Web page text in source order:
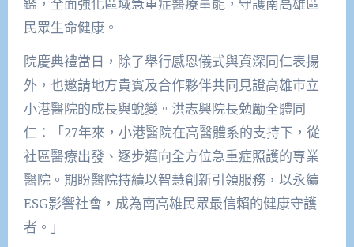
鑑，全面強化區域急重症醫療量能，守護南高雄區
民眾生命健康。
院慶典禮當日，除了舉行感恩儀式與資深同仁表揚
外，也邀請地方貴賓及合作夥伴共同見證高雄市立
小港醫院的成長與蛻變。洪志興院長勉勵全體同
仁：「27年來，小港醫院在高醫體系的支持下，從
社區醫療出發、逐步邁向全方位急重症照護的專業
醫院。期盼醫院持續以智慧創新引領服務，以永續
ESG影響社會，成為南高雄民眾最信賴的健康守護
者。」